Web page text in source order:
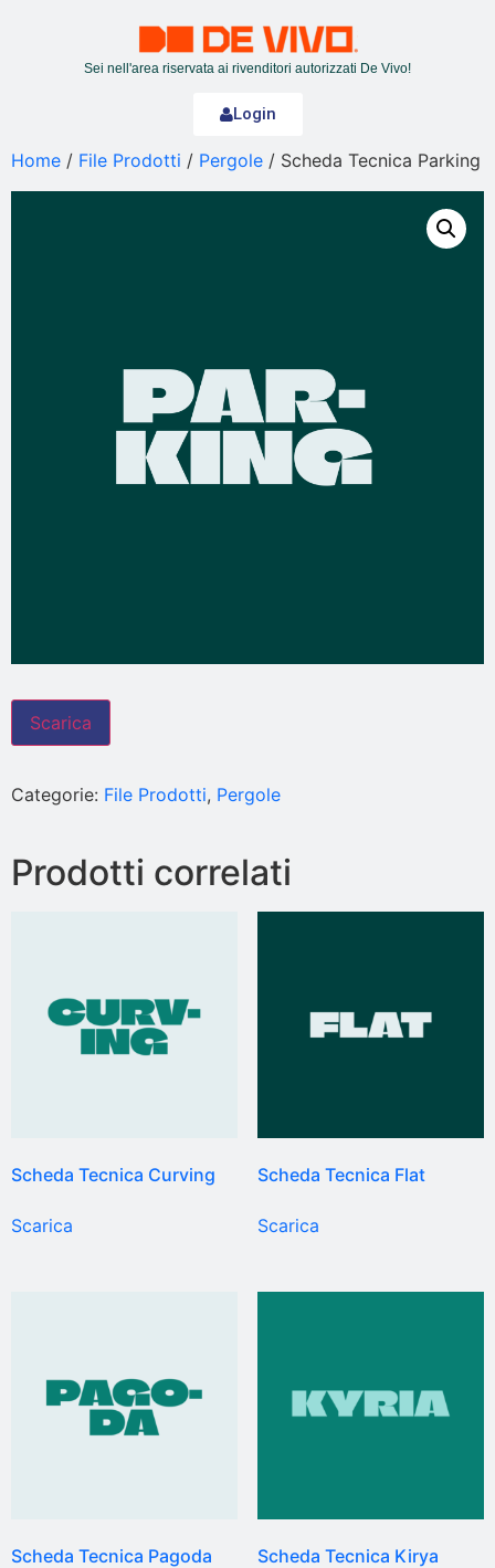
Sei nell'area riservata ai rivenditori autorizzati De Vivo!
Login
Home / File Prodotti / Pergole / Scheda Tecnica Parking
Scarica
Categorie: File Prodotti, Pergole
Prodotti correlati
Scheda Tecnica Curving
Scarica
Scheda Tecnica Flat
Scarica
Scheda Tecnica Pagoda Scheda Tecnica Kirya